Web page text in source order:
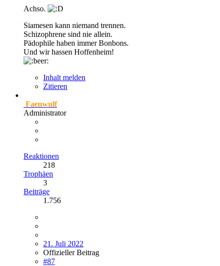
Achso.
Siamesen kann niemand trennen.
Schizophrene sind nie allein.
Pädophile haben immer Bonbons.
Und wir hassen Hoffenheim!
Inhalt melden
Zitieren
Faenwulf
Administrator
Reaktionen
218
Trophäen
3
Beiträge
1.756
21. Juli 2022
Offizieller Beitrag
#87